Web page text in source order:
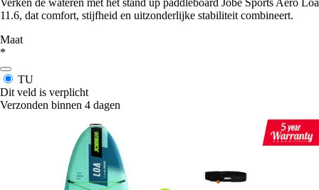
11.6, dat comfort, stijfheid en uitzonderlijke stabiliteit combineert.
Maat
*
TU
Dit veld is verplicht
Verzonden binnen 4 dagen